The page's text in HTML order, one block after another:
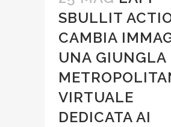
SBULLIT
CAMBIA
UNA GIUNGLA
VIRTUALE
DEDICATA AI